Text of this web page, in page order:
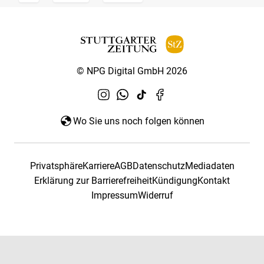
© NPG Digital GmbH 2026
Wo Sie uns noch folgen können
PrivatsphäreKarriereAGBDatenschutzMediadaten
Erklärung zur BarrierefreiheitKündigungKontakt
ImpressumWiderruf